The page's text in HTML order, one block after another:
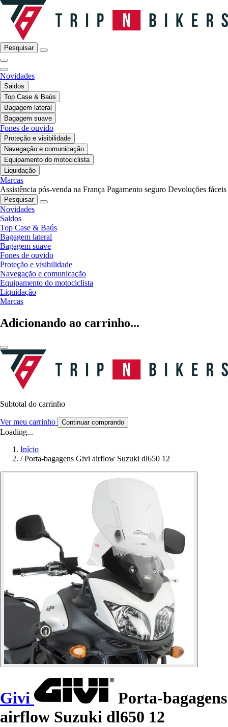
Pesquisar
Novidades
Saldos
Top Case & Baús
Bagagem lateral
Bagagem suave
Fones de ouvido
Proteção e visibilidade
Navegação e comunicação
Equipamento do motociclista
Liquidação
Marcas
Assistência pós-venda na França Pagamento seguro Devoluções fáceis
Pesquisar
Novidades
Saldos
Top Case & Baús
Bagagem lateral
Bagagem suave
Fones de ouvido
Proteção e visibilidade
Navegação e comunicação
Equipamento do motociclista
Liquidação
Marcas
Adicionando ao carrinho...
Subtotal do carrinho
Ver meu carrinho Continuar comprando
Loading...
Início
/ Porta-bagagens Givi airflow Suzuki dl650 12
Givi
Porta-bagagens
airflow Suzuki dl650 12